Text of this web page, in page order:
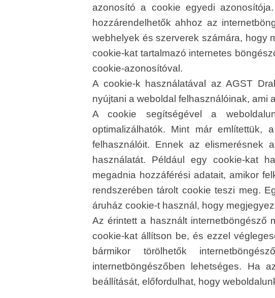
azonosító a cookie egyedi
hozzárendelhetők ahhoz az
webhelyek és szerverek számára, hogy
cookie-kat tartalmazó internetes
cookie-azonosítóval.
A cookie-k használatával az AGST
nyújtani a weboldal felhasználóinak, ami
A cookie segítségével a
optimalizálhatók. Mint már említettük,
felhasználóit. Ennek az elismerésnek
használatát. Például egy cookie-kat
megadnia hozzáférési adatait, amikor
rendszerében tárolt cookie teszi meg.
áruház cookie-t használ, hogy
Az érintett a használt internetböngésző
cookie-kat állítson be, és ezzel
bármikor törölhetők
internetböngészőben lehetséges. Ha
beállítását, előfordulhat, hogy